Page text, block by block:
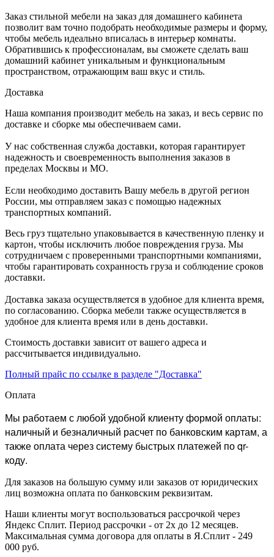
Заказ стильной мебели на заказ для домашнего кабинета
позволит вам точно подобрать необходимые размеры и форму,
чтобы мебель идеально вписалась в интерьер комнаты.
Обратившись к профессионалам, вы сможете сделать ваш
домашний кабинет уникальным и функциональным
пространством, отражающим ваш вкус и стиль.
Доставка
Наша компания производит мебель на заказ, и весь сервис по
доставке и сборке мы обеспечиваем сами.
У нас собственная служба доставки, которая гарантирует
надежность и своевременность выполнения заказов в
пределах Москвы и МО.
Если необходимо доставить Вашу мебель в другой регион
России, мы отправляем заказ с помощью надежных
транспортных компаний.
Весь груз тщательно упаковывается в качественную пленку и
картон, чтобы исключить любое повреждения груза. Мы
сотрудничаем с проверенными транспортными компаниями,
чтобы гарантировать сохранность груза и соблюдение сроков
доставки.
Доставка заказа осуществляется в удобное для клиента время,
по согласованию. Сборка мебели также осуществляется в
удобное для клиента время или в день доставки.
Стоимость доставки зависит от вашего адреса и
рассчитывается индивидуально.
Полный прайс по ссылке в разделе "Доставка"
Оплата
Мы работаем с любой удобной клиенту формой оплаты:
наличный и безналичный расчет по банковским картам, а
также оплата через систему быстрых платежей по qr-
коду.
Для заказов на большую сумму или заказов от юридических
лиц возможна оплата по банковским реквизитам.
Наши клиенты могут воспользоваться рассрочкой через
Яндекс Сплит. Период рассрочки - от 2х до 12 месяцев.
Максимальная сумма договора для оплаты в Я.Сплит - 249
000 руб.